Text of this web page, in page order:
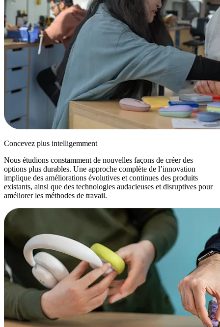
Concevez plus intelligemment
Nous étudions constamment de nouvelles façons de créer des
options plus durables. Une approche complète de l’innovation
implique des améliorations évolutives et continues des produits
existants, ainsi que des technologies audacieuses et disruptives pour
améliorer les méthodes de travail.